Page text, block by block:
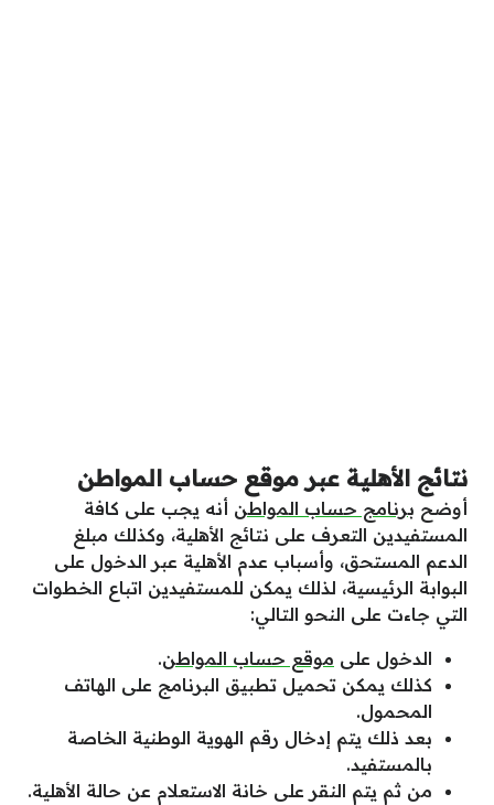
نتائج الأهلية عبر موقع حساب المواطن
أوضح برنامج حساب المواطن أنه يجب على كافة
المستفيدين التعرف على نتائج الأهلية، وكذلك مبلغ
الدعم المستحق، وأسباب عدم الأهلية عبر الدخول على
البوابة الرئيسية، لذلك يمكن للمستفيدين اتباع الخطوات
التي جاءت على النحو التالي:
الدخول على موقع حساب المواطن.
كذلك يمكن تحميل تطبيق البرنامج على الهاتف
المحمول.
بعد ذلك يتم إدخال رقم الهوية الوطنية الخاصة
بالمستفيد.
من ثم يتم النقر على خانة الاستعلام عن حالة الأهلية.